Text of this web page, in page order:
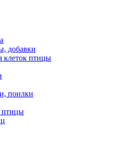
добавки
клеток птицы
поилки
птицы